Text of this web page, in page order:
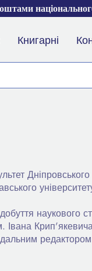
Книгарні
наукового
Івана